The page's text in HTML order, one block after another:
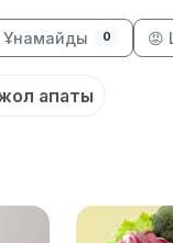
Ұнамайды 0 😡
апаты